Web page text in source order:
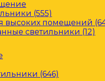
(555)
высоких помещений
светильники (12)
(646)